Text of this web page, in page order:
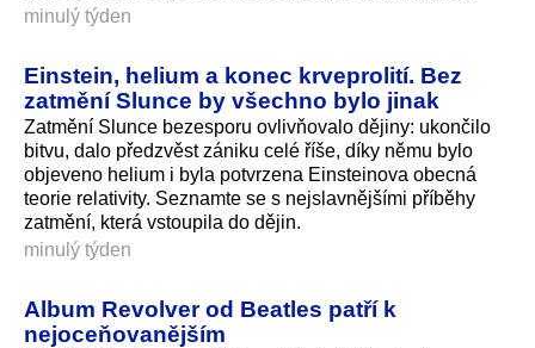
minulý týden
Einstein, helium a konec krveprolití. Bez
zatmění Slunce by všechno bylo jinak
Zatmění Slunce bezesporu ovlivňovalo dějiny: ukončilo
bitvu, dalo předzvěst zániku celé říše, díky němu bylo
objeveno helium i byla potvrzena Einsteinova obecná
teorie relativity. Seznamte se s nejslavnějšími příběhy
zatmění, která vstoupila do dějin.
minulý týden
Album Revolver od Beatles patří k
nejoceňovanějším